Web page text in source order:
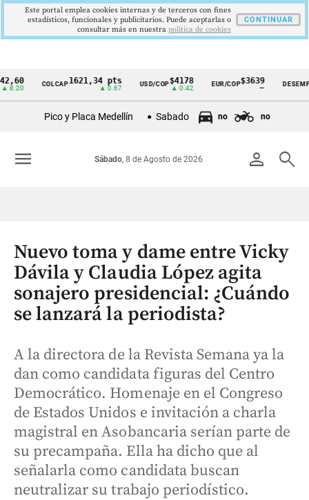
Cintillo
Colombia
COLCAP1621,34 pts USD/COP$4178
▲ 0.42
EUR/COP$3639
—
DESEMPLEO
▼
Pico y Placa Medellín Sabado no no
person search
Sábado, 8 de Agosto de 2026
menu
Nuevo toma y dame entre Vicky
Dávila y Claudia López agita
sonajero presidencial: ¿Cuándo
se lanzará la periodista?
A la directora de la Revista Semana ya la
dan como candidata figuras del Centro
Democrático. Homenaje en el Congreso
de Estados Unidos e invitación a charla
magistral en Asobancaria serían parte de
su precampaña. Ella ha dicho que al
señalarla como candidata buscan
neutralizar su trabajo periodístico.
Este portal emplea cookies internas y de terceros con fines
estadísticos, funcionales y publicitarios. Puede aceptarlas o
consultar más en nuestra politica de cookies
CONTINUAR